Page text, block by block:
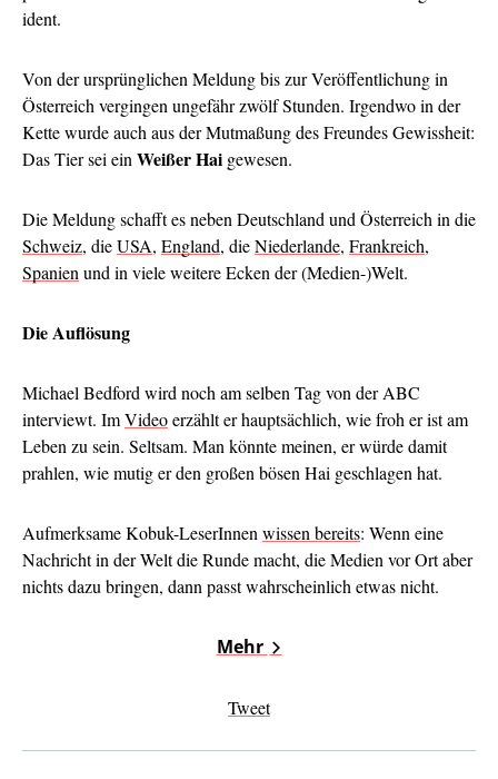
ident.
Von der ursprünglichen Meldung bis zur Veröffentlichung in
Österreich vergingen ungefähr zwölf Stunden. Irgendwo in der
Kette wurde auch aus der Mutmaßung des Freundes Gewissheit:
Das Tier sei ein Weißer Hai gewesen.
Die Meldung schafft es neben Deutschland und Österreich in die
Schweiz, dieUSA, England, dieNiederlande, Frankreich,
Spanien und in viele weitere Ecken der (Medien-)Welt.
Die Auflösung
Michael Bedford wird noch am selben Tag von der ABC
interviewt. ImVideoerzählt er hauptsächlich, wie froh er ist am
Leben zu sein. Seltsam. Man könnte meinen, er würde damit
prahlen, wie mutig er den großen bösen Hai geschlagen hat.
Aufmerksame Kobuk-LeserInnen wissen bereits: Wenn eine
Nachricht in der Welt die Runde macht, die Medien vor Ort aber
nichts dazu bringen, dann passt wahrscheinlich etwas nicht.
Mehr
Tweet